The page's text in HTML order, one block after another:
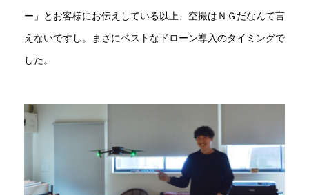
ー」とお客様にお伝えしている以上、空撮はＮＧだなんて言
えないですし。まさにベストなドローン導入のタイミングで
した。